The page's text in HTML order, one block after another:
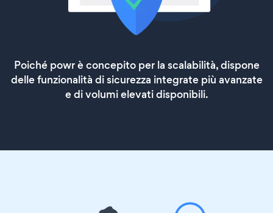
Poiché powr è concepito per la scalabilità, dispone
delle funzionalità di sicurezza integrate più avanzate
e di volumi elevati disponibili.